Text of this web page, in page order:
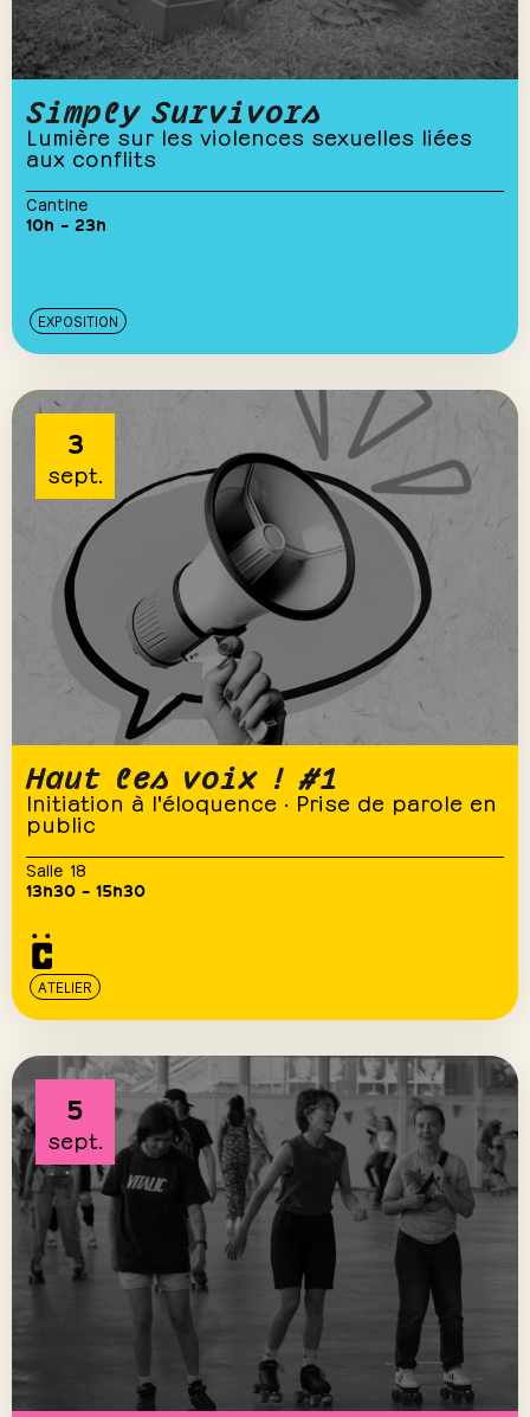
Simply Survivors
Lumière sur les violences sexuelles liées
aux conflits
Cantine
10h – 23h
EXPOSITION
3
sept.
Haut les voix ! #1
Initiation à l'éloquence · Prise de parole en
public
Salle 18
13h30 – 15h30
ATELIER
5
sept.